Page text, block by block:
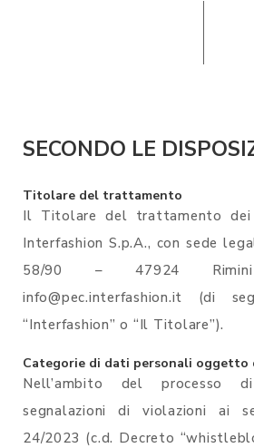
SECONDO LE
Titolare del trattamento
Il Titolare del trattamento
Interfashion S.p.A., con sede
58/90 – 47924
info@pec.interfashion.it (di
“Interfashion” o “Il Titolare”).
Categorie di dati personali
Nell’ambito del processo
segnalazioni di violazioni ai
24/2023 (c.d. Decreto